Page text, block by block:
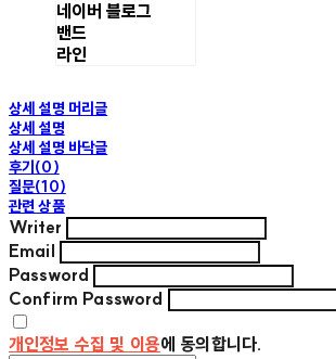
네이버 블로그
밴드
라인
상세 설명 머리글
상세 설명
상세 설명 바닥글
후기(0)
질문(10)
관련 상품
Writer
Email
Password
Confirm Password
개인정보 수집 및 이용에 동의합니다.